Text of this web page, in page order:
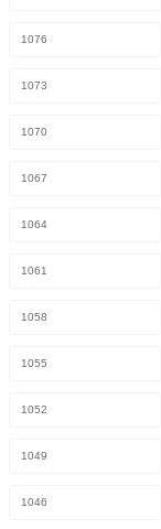
1076
1073
1070
1067
1064
1061
1058
1055
1052
1049
1046